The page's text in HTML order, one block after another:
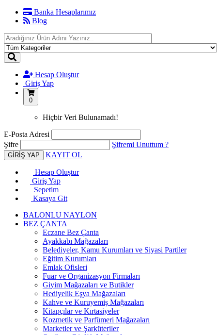
Banka Hesaplarımız
Blog
Hesap Oluştur
Giriş Yap
0
Hiçbir Veri Bulunamadı!
E-Posta Adresi
Şifre
Şifremi Unuttum ?
KAYIT OL
Hesap Oluştur
Giriş Yap
Sepetim
Kasaya Git
BALONLU NAYLON
BEZ ÇANTA
Eczane Bez Çanta
Ayakkabı Mağazaları
Belediyeler, Kamu Kurumları ve Siyasi Partiler
Eğitim Kurumları
Emlak Ofisleri
Fuar ve Organizasyon Firmaları
Giyim Mağazaları ve Butikler
Hediyelik Eşya Mağazaları
Kahve ve Kuruyemiş Mağazaları
Kitapçılar ve Kırtasiyeler
Kozmetik ve Parfümeri Mağazaları
Marketler ve Şarküteriler